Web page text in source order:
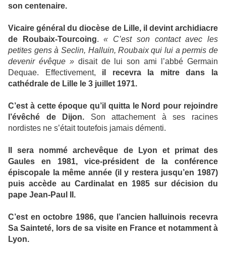
son centenaire.
Vicaire général du diocèse de Lille, il devint archidiacre
de Roubaix-Tourcoing.« C’est son contact avec les
petites gens à Seclin, Halluin, Roubaix qui lui a permis de
devenir évêque »disait de lui son ami l’abbé Germain
Dequae. Effectivement, il recevra la mitre dans la
cathédrale de Lille le 3 juillet 1971.
C’est à cette époque qu’il quitta le Nord pour rejoindre
l’évêché de Dijon. Son attachement à ses racines
nordistes ne s’était toutefois jamais démenti.
Il sera nommé archevêque de Lyon et primat des
Gaules en 1981, vice-président de la conférence
épiscopale la même année (il y restera jusqu’en 1987)
puis accède au Cardinalat en 1985 sur décision du
pape Jean-Paul II.
C’est en octobre 1986, que l’ancien halluinois recevra
Sa Sainteté, lors de sa visite en France et notamment à
Lyon.